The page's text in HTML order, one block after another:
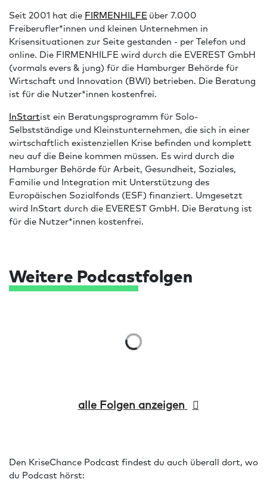
Seit 2001 hat die ⁠⁠⁠⁠FIRMENHILFE⁠⁠⁠⁠ über 7.000
Freiberufler*innen und kleinen Unternehmen in
Krisensituationen zur Seite gestanden - per Telefon und
online. Die FIRMENHILFE wird durch die EVEREST GmbH
(vormals evers & jung) für die Hamburger Behörde für
Wirtschaft und Innovation (BWI) betrieben. Die Beratung
ist für die Nutzer*innen kostenfrei.
⁠⁠⁠⁠InStart⁠⁠⁠⁠ist ein Beratungsprogramm für Solo-
Selbstständige und Kleinstunternehmen, die sich in einer
wirtschaftlich existenziellen Krise befinden und komplett
neu auf die Beine kommen müssen. Es wird durch die
Hamburger Behörde für Arbeit, Gesundheit, Soziales,
Familie und Integration mit Unterstützung des
Europäischen Sozialfonds (ESF) finanziert. Umgesetzt
wird InStart durch die EVEREST GmbH. Die Beratung ist
für die Nutzer*innen kostenfrei.
Weitere Podcastfolgen
alle Folgen anzeigen
Den KriseChance Podcast findest du auch überall dort, wo
du Podcast hörst: